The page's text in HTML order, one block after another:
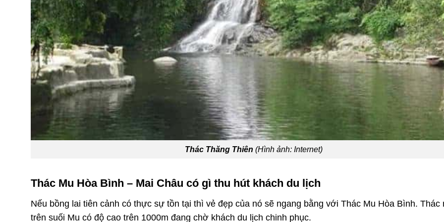
Thác Thăng Thiên (Hình ảnh: Internet)
Thác Mu Hòa Bình – Mai Châu có gì thu hút khách du lịch
Nếu bồng lai tiên cảnh có thực sự tồn tại thì vẻ đẹp của nó sẽ ngang bằng với Thác Mu Hòa Bình. Thác
trên suối Mu có độ cao trên 1000m đang chờ khách du lịch chinh phục.